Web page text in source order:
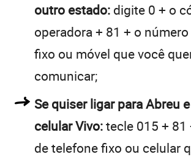
outro estado: digite 0 + o
operadora + 81 + o
fixo ou móvel que você
comunicar;
Se quiser ligar para Abreu
celular Vivo:tecle 015 + 81
de telefone fixo ou celular